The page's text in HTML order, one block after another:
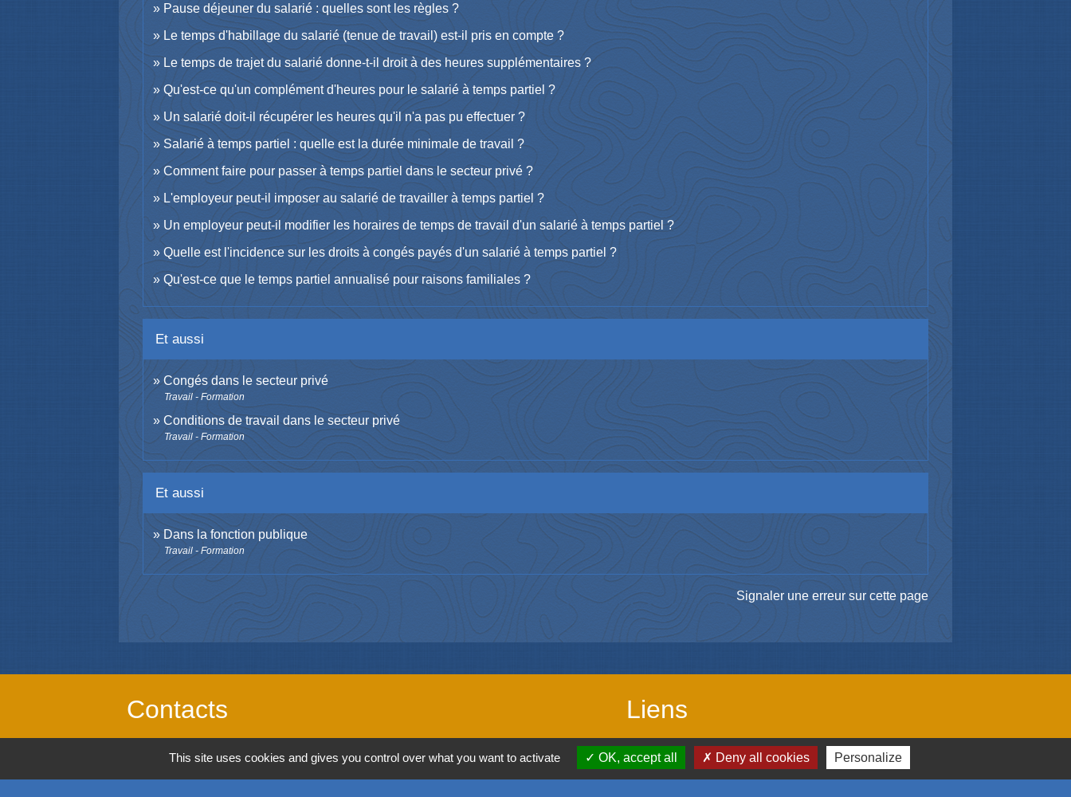
Pause déjeuner du salarié : quelles sont les règles ?
Le temps d'habillage du salarié (tenue de travail) est-il pris en compte ?
Le temps de trajet du salarié donne-t-il droit à des heures supplémentaires ?
Qu'est-ce qu'un complément d'heures pour le salarié à temps partiel ?
Un salarié doit-il récupérer les heures qu'il n'a pas pu effectuer ?
Salarié à temps partiel : quelle est la durée minimale de travail ?
Comment faire pour passer à temps partiel dans le secteur privé ?
L'employeur peut-il imposer au salarié de travailler à temps partiel ?
Un employeur peut-il modifier les horaires de temps de travail d'un salarié à temps partiel ?
Quelle est l'incidence sur les droits à congés payés d'un salarié à temps partiel ?
Qu'est-ce que le temps partiel annualisé pour raisons familiales ?
Et aussi
Congés dans le secteur privé
Travail - Formation
Conditions de travail dans le secteur privé
Travail - Formation
Et aussi
Dans la fonction publique
Travail - Formation
Signaler une erreur sur cette page
Contacts
39, rue Principale
68120 Richwiller - FRANCE
Liens
Office de tourisme et des congrès de Mulhouse et sa région
SIVOM de l'Agglomération Mulhousienne
Déplacement vers l'emploi
This site uses cookies and gives you control over what you want to activate OK, accept all Deny all cookies Personalize